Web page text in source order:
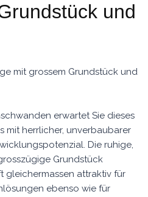
und
mit grossem Grundstück und
erwartet Sie dieses
mit herrlicher, unverbaubarer
Die ruhige,
Grundstück
gleichermassen attraktiv für
ebenso wie für